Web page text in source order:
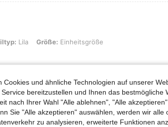
Einheitsgröße
Lila Größe: Einheitsgröße
Hilfreich (0)
Ansehen
Cookies und ähnliche Technologien auf unserer
bereitzustellen und Ihnen das bestmögliche
nach Ihrer Wahl "Alle ablehnen", "Alle
Sie "Alle akzeptieren" auswählen, werden wir
zu analysieren, erweiterte Funktionen